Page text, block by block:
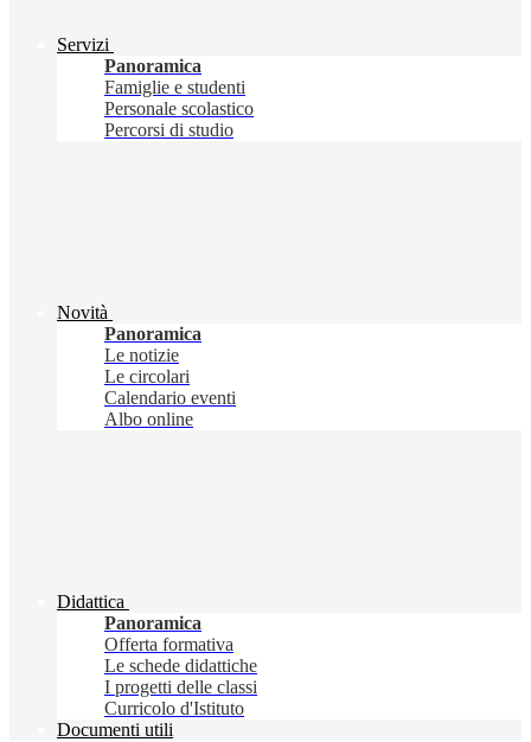
Servizi
Panoramica
Famiglie e studenti
Personale scolastico
Percorsi di studio
Novità
Panoramica
Le notizie
Le circolari
Calendario eventi
Albo online
Didattica
Panoramica
Offerta formativa
Le schede didattiche
I progetti delle classi
Curricolo d'Istituto
Documenti utili